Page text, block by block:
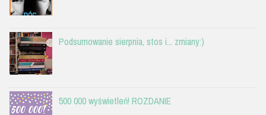
Podsumowanie sierpnia, stos i... zmiany:)
500 000 wyświetleń! ROZDANIE